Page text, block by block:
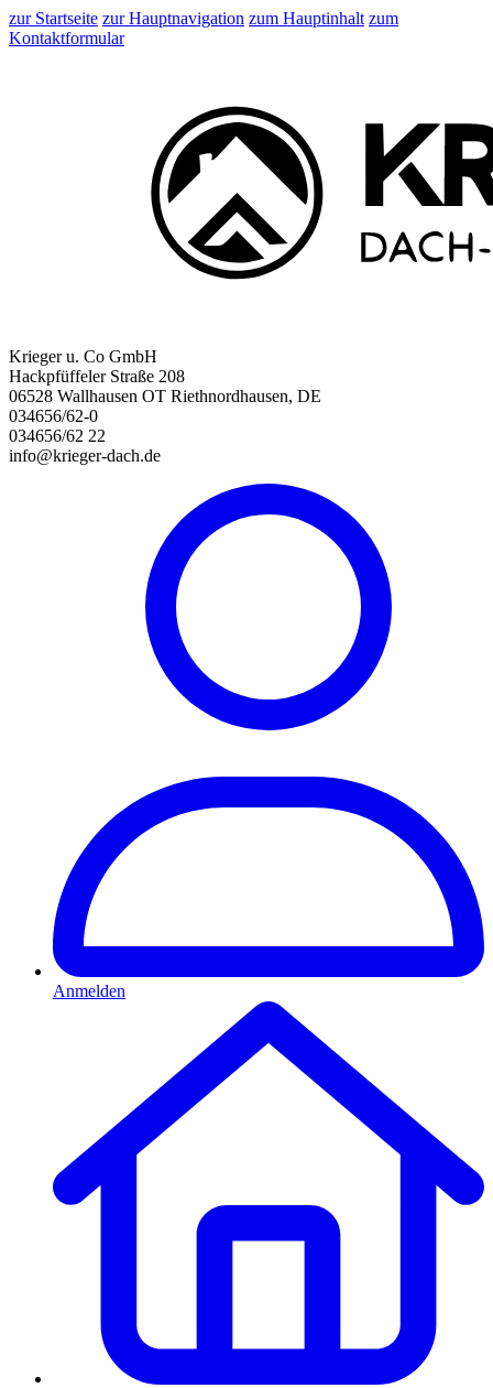
zur Startseite zur Hauptnavigation zum Hauptinhalt zum
Kontaktformular
Krieger u. Co GmbH
Hackpfüffeler Straße 208
06528 Wallhausen OT Riethnordhausen, DE
034656/62-0
034656/62 22
info@krieger-dach.de
Anmelden